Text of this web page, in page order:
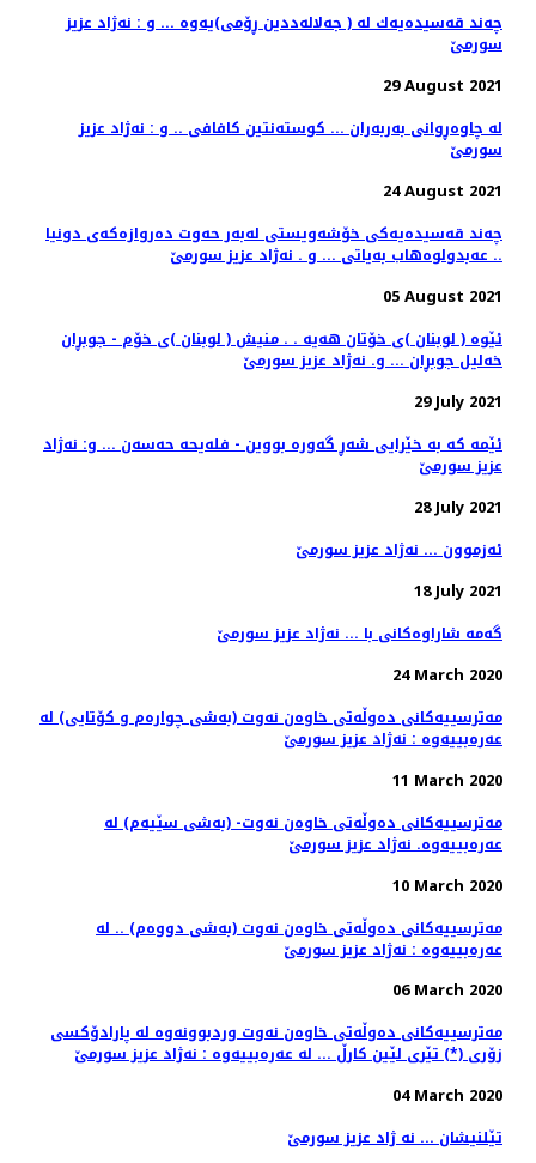
چه‌ند قه‌سیده‌یه‌ك له‌ ( جه‌لاله‌ددین ڕۆمی)یه‌وه‌ ... و : نه‌ژاد عزیز
سورمێ
29 August 2021
له‌ چاوه‌ڕوانی به‌ربه‌ران ... كوسته‌نتین كافافی .. و : نه‌ژاد عزیز
سورمێ
24 August 2021
چه‌ند قه‌سیده‌یه‌كی خۆشه‌ویستی له‌به‌ر حه‌وت ده‌روازه‌كه‌ی دونیا
.. عه‌بدولوه‌هاب به‌یاتی ... و . نه‌ژاد عزیز سورمێ
05 August 2021
ئێوه ‌( لوبنان )ی خۆتان هه‌یه‌ . . منیش ( لوبنان )ی خۆم - جوبڕان
خه‌لیل جوبڕان ... و. نه‌ژاد عزیز سورمێ
29 July 2021
ئێمه‌ كه‌ به‌ خێرایی شه‌ڕ گه‌وره‌ بووین - فله‌یحه حه‌سه‌ن‌ ... و: نه‌ژاد
عزیز سورمێ
28 July 2021
ئەزموون ... نەژاد عزیز سورمێ
18 July 2021
گه‌مه‌ شاراوه‌كانی با ... نه‌ژاد عزیز سورمێ
24 March 2020
مه‌ترسییه‌كانی ده‌وڵه‌تی خاوه‌ن نه‌وت (به‌شی چواره‌م و كۆتایی) له‌
عه‌ره‌بییه‌وه‌ : نه‌ژاد عزیز سورمێ
11 March 2020
مه‌ترسییه‌كانی ده‌وڵه‌تی خاوه‌ن نه‌وت- (به‌شی سێیه‌م) له‌
عه‌ره‌بییه‌وه. نه‌ژاد عزیز سورمێ
10 March 2020
مه‌ترسییه‌كانی ده‌وڵه‌تی خاوه‌ن نه‌وت (به‌شی دووه‌م) .. له‌
عه‌ره‌بییه‌وه‌ : نه‌ژاد عزیز سورمێ
06 March 2020
مه‌ترسییه‌كانی ده‌وڵه‌تی خاوه‌ن نه‌وت وردبوونه‌وه‌ له‌ پارادۆكسی
زۆری (*) تێری لێین كارڵ ... له‌ عه‌ره‌بییه‌وه‌ : نه‌ژاد عزیز سورمێ
04 March 2020
تێلنیشان ... نه ژاد عزیز سورمێ